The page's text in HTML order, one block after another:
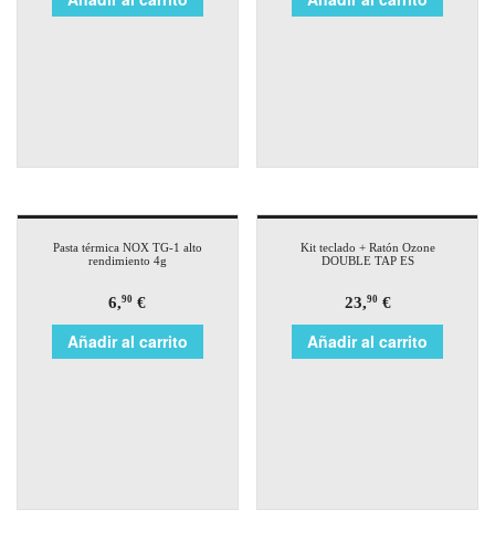
Pasta térmica NOX TG-1 alto
rendimiento 4g
6,90 €
Añadir al carrito
Kit teclado + Ratón Ozone
DOUBLE TAP ES
23,90€
Añadir al carrito